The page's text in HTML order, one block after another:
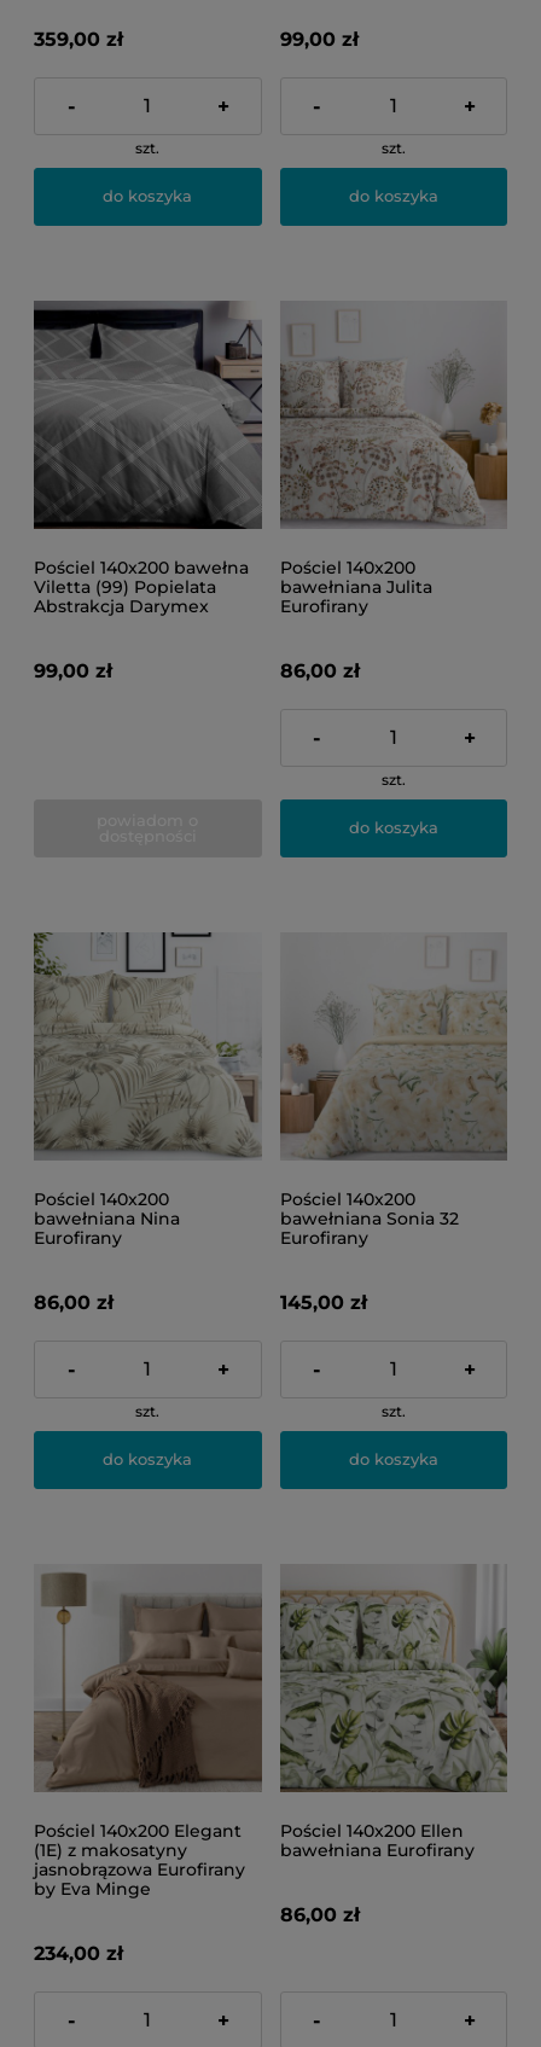
359,00 zł
- +
szt.
do koszyka
99,00 zł
- +
szt.
do koszyka
Pościel 140x200 bawełna
Viletta (99) Popielata
Abstrakcja Darymex
99,00 zł
Pościel 140x200
bawełniana Julita
Eurofirany
86,00 zł
- +
szt.
do koszyka
Pościel 140x200
bawełniana Nina
Eurofirany
86,00 zł
- +
szt.
do koszyka
Pościel 140x200
bawełniana Sonia 32
Eurofirany
145,00 zł
- +
szt.
do koszyka
Pościel 140x200 Elegant
(1E) z makosatyny
jasnobrązowa Eurofirany
by Eva Minge
234,00 zł
- +
Pościel 140x200 Ellen
bawełniana Eurofirany
86,00 zł
- +